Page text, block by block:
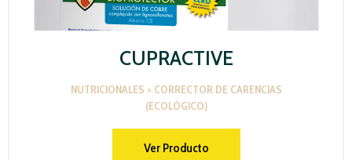
CUPRACTIVE
NUTRICIONALES > CORRECTOR DE CARENCIAS
(ECOLÓGICO)
Ver Producto